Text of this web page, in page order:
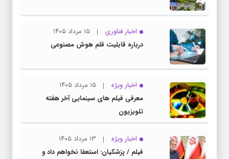
اخبار فناوری
۱۵ مرداد ۱۴۰۵
درباره قابلیت قلم هوش مصنوعی
اخبار ویژه
۱۵ مرداد ۱۴۰۵
معرفی فیلم های سینمایی آخر هفته
تلویزیون
اخبار ویژه
۱۳ مرداد ۱۴۰۵
فیلم / پزشکیان: استعفا نخواهم داد و